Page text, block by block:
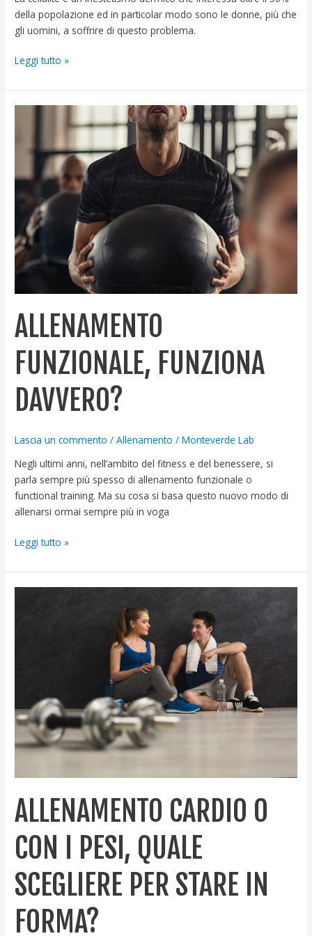
della popolazione ed in particolar modo sono le donne, più che
gli uomini, a soffrire di questo problema.
Leggi tutto »
ALLENAMENTO
FUNZIONALE, FUNZIONA
DAVVERO?
Lascia un commento /Allenamento /Monteverde Lab
Negli ultimi anni, nell’ambito del fitness e del benessere, si
parla sempre più spesso di allenamento funzionale o
functional training. Ma su cosa si basa questo nuovo modo di
allenarsi ormai sempre più in voga
davvero?
Leggi tutto »
ALLENAMENTO CARDIO O
CON I PESI, QUALE
SCEGLIERE PER STARE IN
FORMA?
scegliere
per
stare
in